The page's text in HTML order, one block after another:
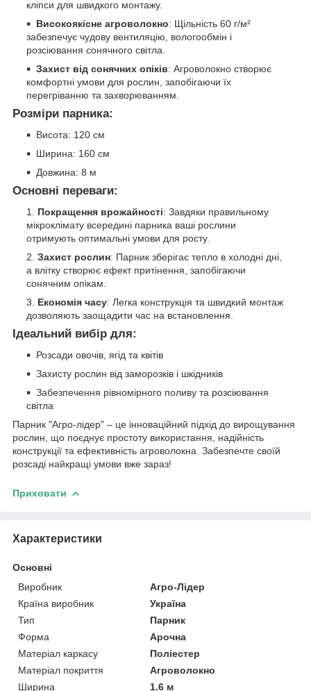
кліпси для швидкого монтажу.
Високоякісне агроволокно: Щільність 60 г/м²
забезпечує чудову вентиляцію, вологообмін і
розсіювання сонячного світла.
Захист від сонячних опіків: Агроволокно створює
комфортні умови для рослин, запобігаючи їх
перегріванню та захворюванням.
Розміри парника:
Висота: 120 см
Ширина: 160 см
Довжина: 8 м
Основні переваги:
Покращення врожайності: Завдяки правильному
мікроклімату всередині парника ваші рослини
отримують оптимальні умови для росту.
Захист рослин: Парник зберігає тепло в холодні дні,
а влітку створює ефект притінення, запобігаючи
сонячним опікам.
Економія часу: Легка конструкція та швидкий монтаж
дозволяють заощадити час на встановлення.
Ідеальний вибір для:
Розсади овочів, ягід та квітів
Захисту рослин від заморозків і шкідників
Забезпечення рівномірного поливу та розсіювання
світла
Парник "Агро-лідер" – це інноваційний підхід до вирощування
рослин, що поєднує простоту використання, надійність
конструкції та ефективність агроволокна. Забезпечте своїй
розсаді найкращі умови вже зараз!
Приховати
Характеристики
Основні
Виробник
Агро-Лідер
Країна виробник
Україна
Тип
Парник
Форма
Арочна
Матеріал каркасу
Поліестер
Матеріал покриття
Агроволокно
Ширина
1.6 м